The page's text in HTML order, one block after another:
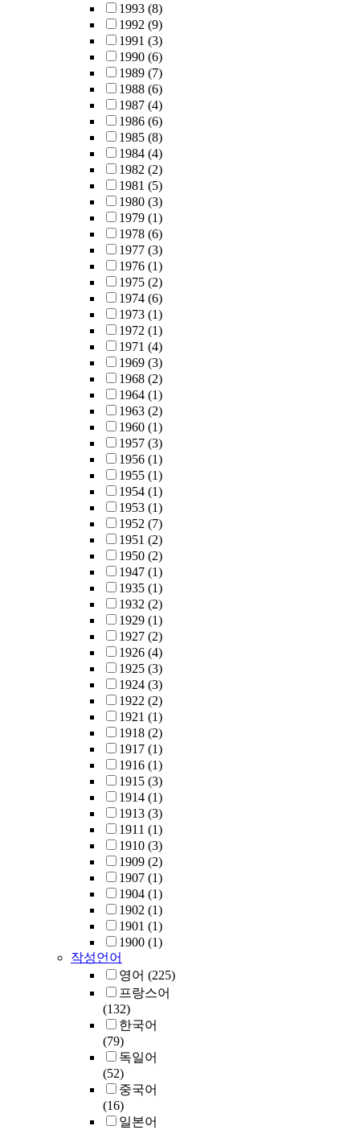
1993 (8)
1992 (9)
1991 (3)
1990 (6)
1989 (7)
1988 (6)
1987 (4)
1986 (6)
1985 (8)
1984 (4)
1982 (2)
1981 (5)
1980 (3)
1979 (1)
1978 (6)
1977 (3)
1976 (1)
1975 (2)
1974 (6)
1973 (1)
1972 (1)
1971 (4)
1969 (3)
1968 (2)
1964 (1)
1963 (2)
1960 (1)
1957 (3)
1956 (1)
1955 (1)
1954 (1)
1953 (1)
1952 (7)
1951 (2)
1950 (2)
1947 (1)
1935 (1)
1932 (2)
1929 (1)
1927 (2)
1926 (4)
1925 (3)
1924 (3)
1922 (2)
1921 (1)
1918 (2)
1917 (1)
1916 (1)
1915 (3)
1914 (1)
1913 (3)
1911 (1)
1910 (3)
1909 (2)
1907 (1)
1904 (1)
1902 (1)
1901 (1)
1900 (1)
작성언어
영어 (225)
프랑스어
(132)
한국어
(79)
독일어
(52)
중국어
(16)
일본어